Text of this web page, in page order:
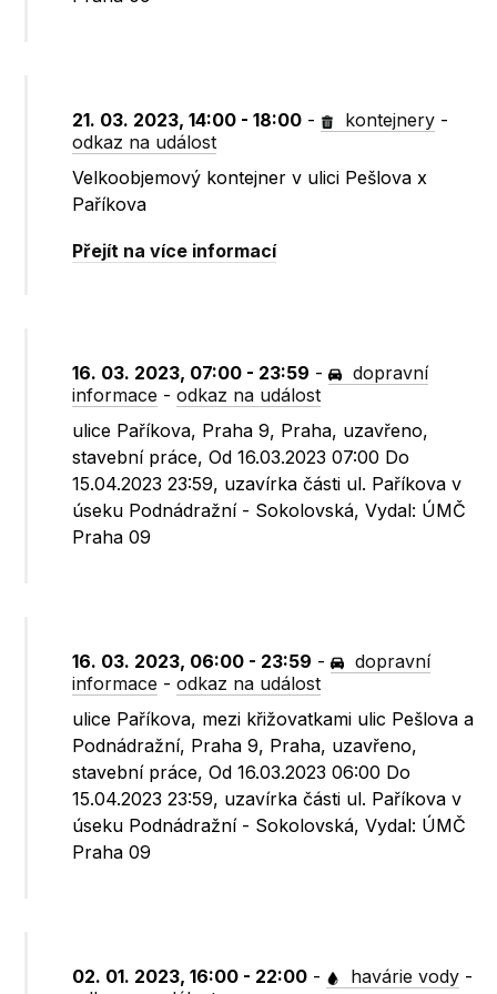
21. 03. 2023, 14:00 - 18:00 - kontejnery -
odkaz na událost
Velkoobjemový kontejner v ulici Pešlova x
Paříkova
Přejít na více informací
16. 03. 2023, 07:00 - 23:59 -
dopravní
informace -odkaz na událost
ulice Paříkova, Praha 9, Praha, uzavřeno,
stavební práce, Od 16.03.2023 07:00 Do
15.04.2023 23:59, uzavírka části ul. Paříkova v
úseku Podnádražní - Sokolovská, Vydal: ÚMČ
Praha 09
16. 03. 2023, 06:00 - 23:59 -
dopravní
informace -odkaz na událost
ulice Paříkova, mezi křižovatkami ulic Pešlova a
Podnádražní, Praha 9, Praha, uzavřeno,
stavební práce, Od 16.03.2023 06:00 Do
15.04.2023 23:59, uzavírka části ul. Paříkova v
úseku Podnádražní - Sokolovská, Vydal: ÚMČ
Praha 09
02. 01. 2023, 16:00 - 22:00 - havárie vody -